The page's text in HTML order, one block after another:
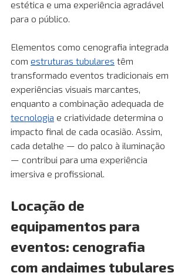
estética e uma experiência agradável
para o público.
Elementos como cenografia integrada
com estruturas tubulares têm
transformado eventos tradicionais em
experiências visuais marcantes,
enquanto a combinação adequada de
tecnologia e criatividade determina o
impacto final de cada ocasião. Assim,
cada detalhe — do palco à iluminação
— contribui para uma experiência
imersiva e profissional.
Locação de
equipamentos para
eventos: cenografia
com andaimes tubulares